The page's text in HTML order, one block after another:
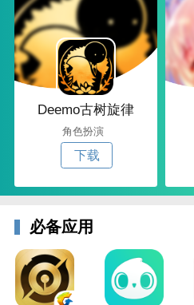
Deemo古树旋律
角色扮演
下载
必备应用